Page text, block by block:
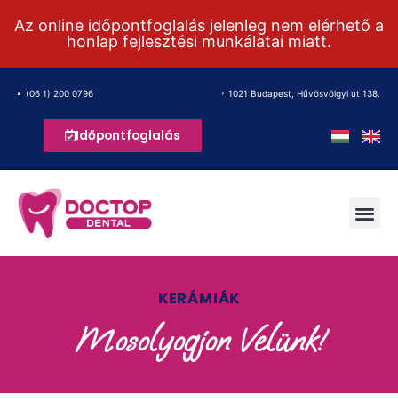
Az online időpontfoglalás jelenleg nem elérhető a
honlap fejlesztési munkálatai miatt.
(06 1) 200 0796 1021 Budapest, Hűvösvölgyi út 138.
Időpontfoglalás
KERÁMIÁK
Mosolyogjon Velünk!